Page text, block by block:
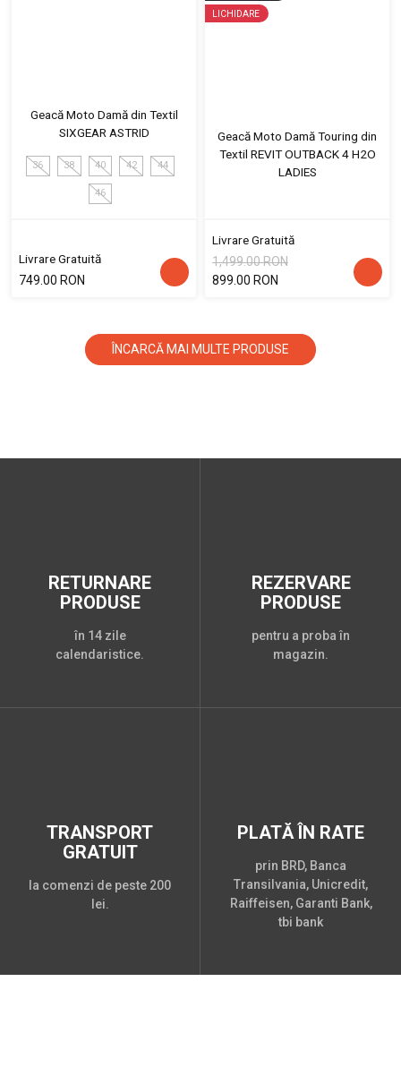
Geacă Moto Damă din Textil
SIXGEAR ASTRID
36 38 40 42 44
46
Livrare Gratuită
749.00 RON
LICHIDARE
Geacă Moto Damă Touring din
Textil REVIT OUTBACK 4 H2O
LADIES
Livrare Gratuită
1,499.00 RON
899.00 RON
ÎNCARCĂ MAI MULTE PRODUSE
RETURNARE
PRODUSE
în 14 zile
calendaristice.
REZERVARE
PRODUSE
pentru a proba în
magazin.
TRANSPORT
GRATUIT
la comenzi de peste 200
lei.
PLATĂ ÎN RATE
prin BRD, Banca
Transilvania, Unicredit,
Raiffeisen, Garanti Bank,
tbi bank